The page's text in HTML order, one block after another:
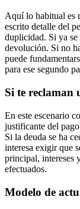
Aquí lo habitual es
escrito detalle del
duplicidad. Si ya
devolución. Si no
puede
para ese segundo
Si te reclaman
En este escenario
justificante del
Si la deuda se ha
interesa exigir que
principal, intereses
efectuados.
Modelo de